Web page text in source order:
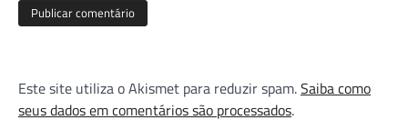
Este site utiliza o Akismet para reduzir spam.Saiba como
seus dados em comentários são processados.